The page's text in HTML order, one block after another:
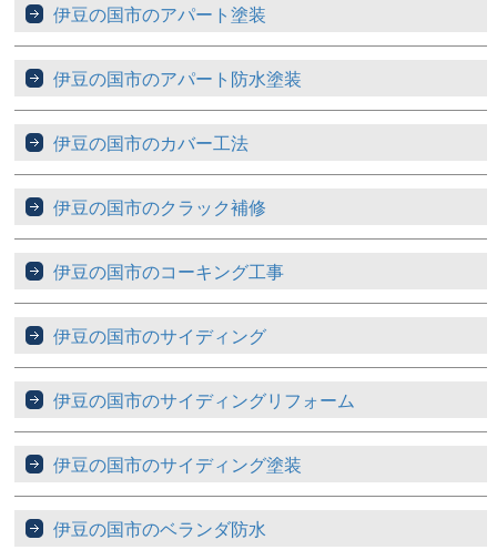
伊豆の国市のアパート塗装
伊豆の国市のアパート防水塗装
伊豆の国市のカバー工法
伊豆の国市のクラック補修
伊豆の国市のコーキング工事
伊豆の国市のサイディング
伊豆の国市のサイディングリフォーム
伊豆の国市のサイディング塗装
伊豆の国市のベランダ防水